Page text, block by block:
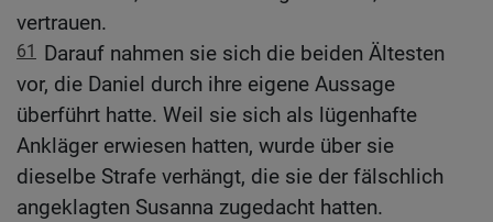
vertrauen.
61
Darauf nahmen sie sich die beiden Ältesten
vor, die Daniel durch ihre eigene Aussage
überführt hatte. Weil sie sich als lügenhafte
Ankläger erwiesen hatten, wurde über sie
dieselbe Strafe verhängt, die sie der fälschlich
angeklagten Susanna zugedacht hatten.